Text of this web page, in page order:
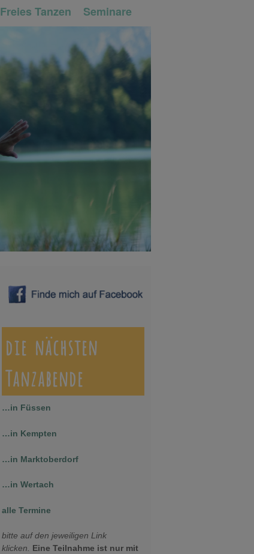
Freies Tanzen Seminare
die nächsten
Tanzabende
…in Füssen
…in Kempten
…in Marktoberdorf
…in Wertach
alle Termine
bitte auf den jeweiligen Link
klicken. Eine Teilnahme ist nur mit